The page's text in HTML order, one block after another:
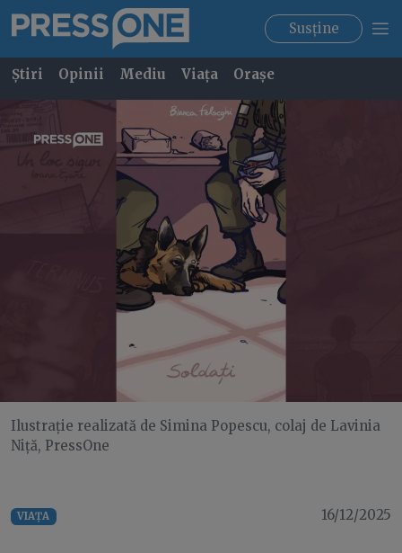
Susține
Știri Opinii Mediu Viața Orașe
Ilustrație realizată de Simina Popescu, colaj de Lavinia
Niță, PressOne
VIAȚA 16/12/2025